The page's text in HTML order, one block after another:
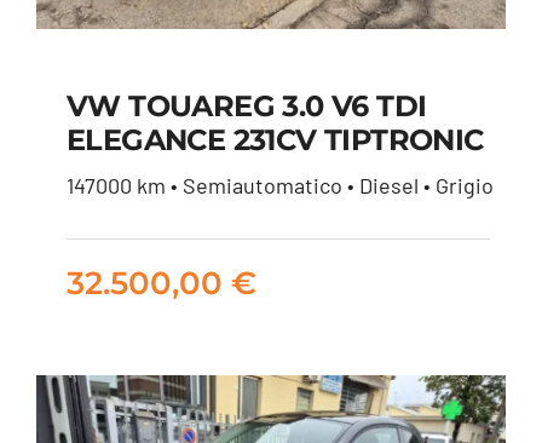
VW TOUAREG 3.0 V6
TDI ELEGANCE 231CV
TIPTRONIC
32.500,00
VW TOUAREG 3.0 V6 TDI
ELEGANCE 231CV TIPTRONIC
147000 km • Semiautomatico • Diesel • Grigio
32.500,00 €